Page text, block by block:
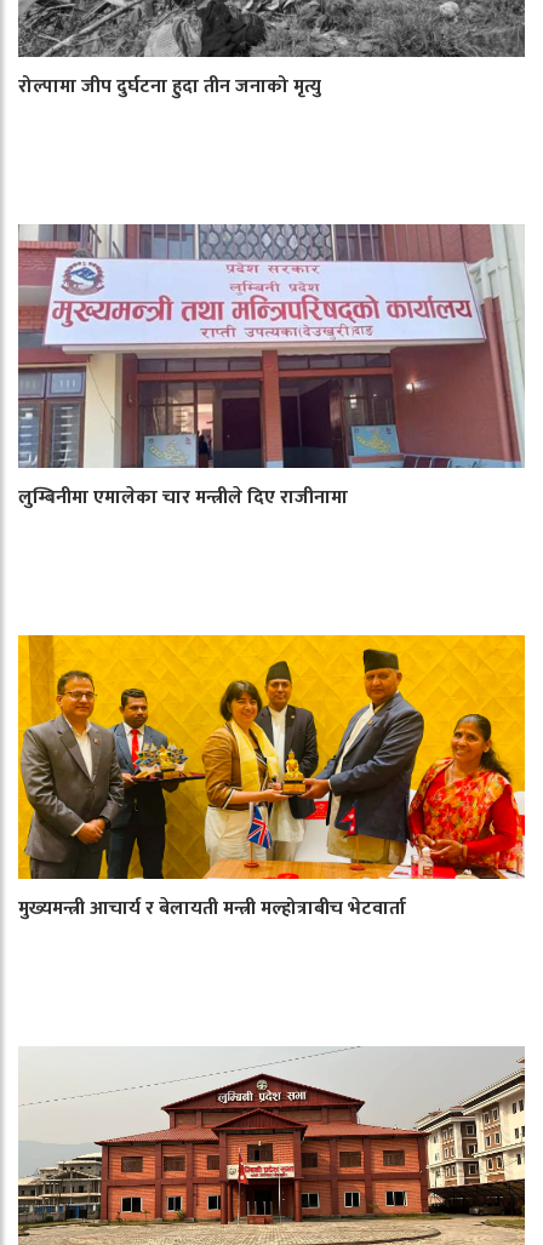
रोल्पामा जीप दुर्घटना हुदा तीन जनाको मृत्यु
लुम्बिनीमा एमालेका चार मन्त्रीले दिए राजीनामा
मुख्यमन्त्री आचार्य र बेलायती मन्त्री मल्होत्राबीच भेटवार्ता